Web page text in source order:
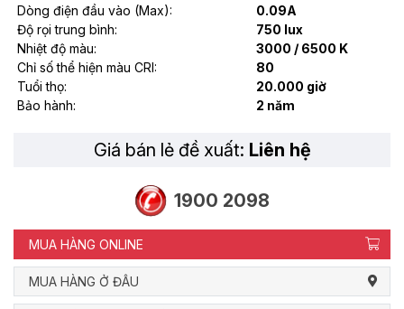
Dòng điện đầu vào (Max):
0.09A
Độ rọi trung bình:
750 lux
Nhiệt độ màu:
3000 / 6500 K
Chỉ số thể hiện màu CRI:
80
Tuổi thọ:
20.000 giờ
Bảo hành:
2 năm
Giá bán lẻ đề xuất: Liên hệ
1900 2098
MUA HÀNG ONLINE
MUA HÀNG Ở ĐÂU